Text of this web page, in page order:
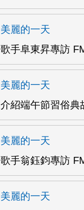
美麗的一天
歌手阜東昇專訪
美麗的一天
介紹端午節習俗典
美麗的一天
歌手翁鈺鈞專訪
美麗的一天